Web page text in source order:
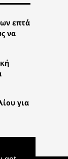
επτά
να
για